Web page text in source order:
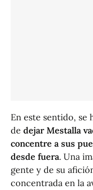
En este sentido, se
de dejar Mestalla
concentre a sus
desde fuera. Una
gente y de su
concentrada en la